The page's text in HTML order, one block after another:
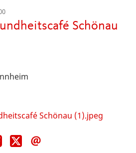
Schönau
Schönau (1).jpeg
Teile
diese
Teile
diese